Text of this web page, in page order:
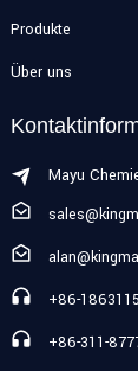
Produkte
Über uns
Mayu
+86-
+86-311-